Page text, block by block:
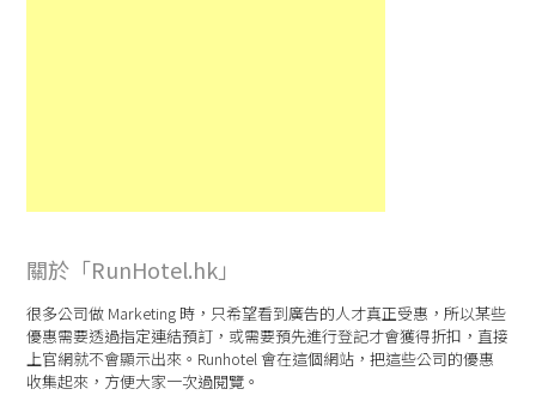
關於「RunHotel.hk」
很多公司做 Marketing 時，只希望看到廣告的人才真正受惠，所以某些
優惠需要透過指定連結預訂，或需要預先進行登記才會獲得折扣，直接
上官網就不會顯示出來。Runhotel 會在這個網站，把這些公司的優惠
收集起來，方便大家一次過閱覽。